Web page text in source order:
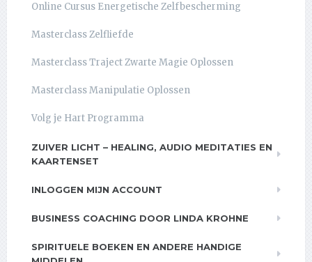
Online Cursus Energetische Zelfbescherming
Masterclass Zelfliefde
Masterclass Traject Zwarte Magie Oplossen
Masterclass Manipulatie Oplossen
Volg je Hart Programma
ZUIVER LICHT – HEALING, AUDIO MEDITATIES EN
KAARTENSET
INLOGGEN MIJN ACCOUNT
BUSINESS COACHING DOOR LINDA KROHNE
SPIRITUELE BOEKEN EN ANDERE HANDIGE